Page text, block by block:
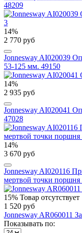
48209
14%
2 770 руб
Jonnesway AI020039
53-125 мм. 49150
14%
2 935 руб
Jonnesway AI020041
47028
14%
3 670 руб
Jonnesway AI020116
мертвой точки поршня
15% Товар отсутствует
1 520 руб
Jonnesway AR060011
Показывать по: